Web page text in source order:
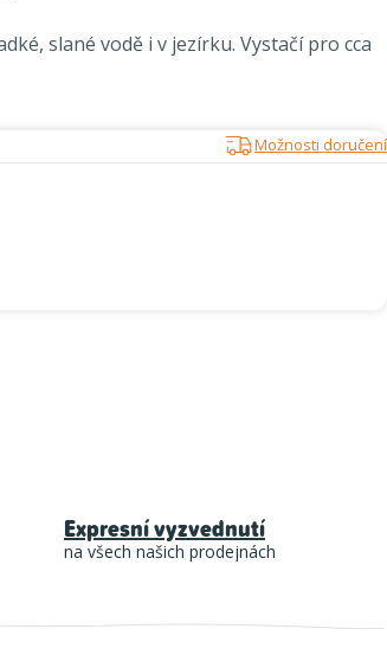
slané vodě i v jezírku. Vystačí pro cca
Možnosti doručení
Expresní vyzvednutí
na všech našich prodejnách